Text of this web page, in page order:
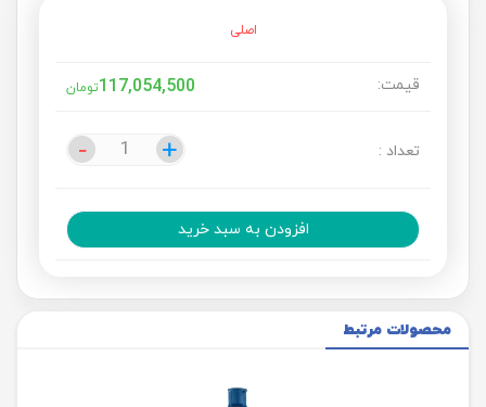
اصلی
قیمت: 117,054,500تومان
تعداد : +
- +
-
افزودن به سبد خرید
محصولات مرتبط